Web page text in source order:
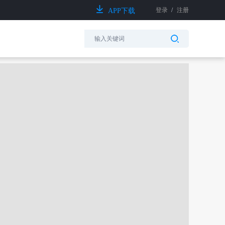
APP下载 登录 / 注册